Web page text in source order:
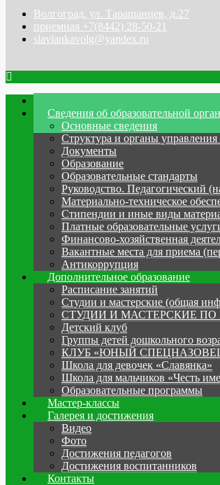
Волгоград, ул. Таращанцев, д.27
приемная +7(8442) 28-50-21
slaviankavolg@yandex.ru
Сведения об образовательной
Основные сведения
Структура и органы управления
Документы
Образование
Образовательные стандарты
Руководство. Педагогический
Материально-техническое
Стипендии и иные виды
Платные образовательные
Финансово-хозяйственная
Вакантные места для приема
Антикоррупция
Дополнительное образование
Расписание занятий
Студии и мастерские (общая
СТУДИИ И МАСТЕРСКИЕ
Детский клуб
Группы детей дошкольного
КЛУБ «ЮНЫЙ
Школа для девочек «Славянка»
Школа для мальчиков «Честь
Образовательные программы
Мастер-классы
Галерея и достижения
Видео
Фото
Достижения педагогов
Достижения воспитанников
Контакты